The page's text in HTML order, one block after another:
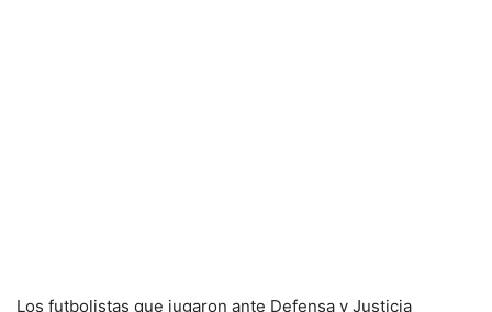
Los futbolistas que jugaron ante Defensa y Justicia